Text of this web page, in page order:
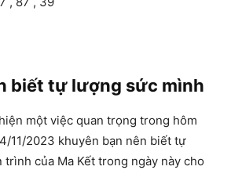
biết tự lượng sức mình
một việc quan trọng trong hôm
11/2023 khuyên bạn nên biết tự
trình của Ma Kết trong ngày này cho